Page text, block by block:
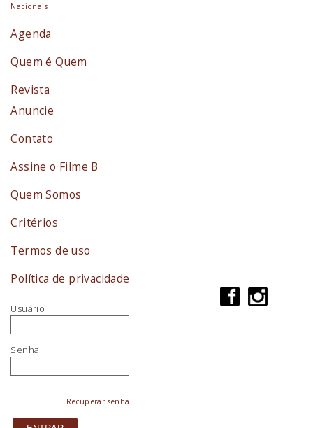
Nacionais
Agenda
Quem é Quem
Revista
Anuncie
Contato
Assine o Filme B
Quem Somos
Critérios
Termos de uso
Política de privacidade
Usuário
Senha
Recuperar senha